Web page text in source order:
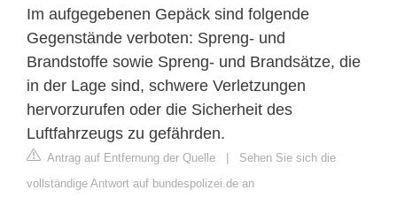
Im aufgegebenen Gepäck sind folgende
Gegenstände verboten: Spreng- und
Brandstoffe sowie Spreng- und Brandsätze, die
in der Lage sind, schwere Verletzungen
hervorzurufen oder die Sicherheit des
Luftfahrzeugs zu gefährden.
Antrag auf Entfernung der Quelle | Sehen Sie sich die
vollständige Antwort auf bundespolizei.de an